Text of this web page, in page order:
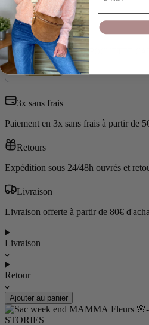
C'est pour offrir ?
Use the Previous and Next buttons
Grande POCHETTE
2,00 €
3x sans frais
Paiement en 3x sans frais à partir de
Retours
Expédition sous 24/48h ouvrés et
Livraison
Livraison offerte à partir de 80€
Livraison
Retour
Ajouter au panier